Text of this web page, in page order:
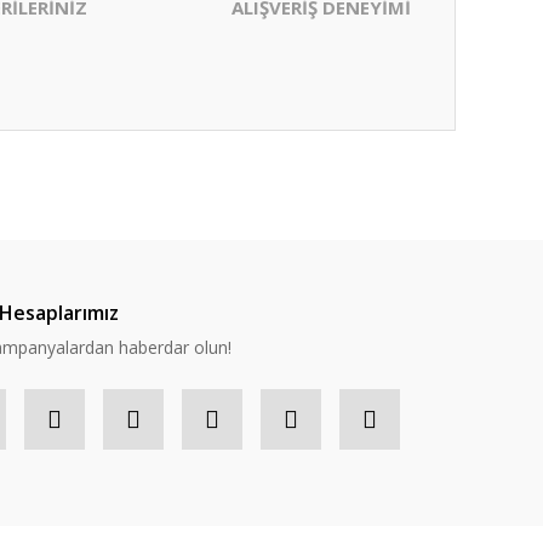
ALIŞVERİŞ DENEYİMİ
haberdar olun!